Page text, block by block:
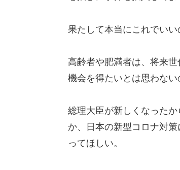
果たして本当にこれでいい
高齢者や肥満者は、将来
機会を得たいとは思わない
総理大臣が新しくなった
か、日本の新型コロナ対
ってほしい。